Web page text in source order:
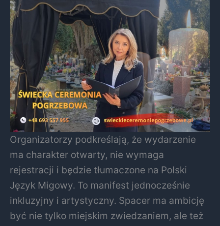
Organizatorzy podkreślają, że wydarzenie
ma charakter otwarty, nie wymaga
rejestracji i będzie tłumaczone na Polski
Język Migowy. To manifest jednocześnie
inkluzyjny i artystyczny. Spacer ma ambicję
być nie tylko miejskim zwiedzaniem, ale też